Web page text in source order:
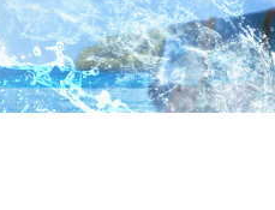
내정보
보안센터